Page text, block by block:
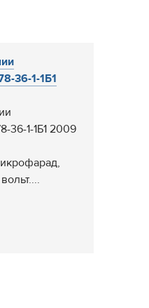
36-1-1Б1
36-1-1Б1 2009